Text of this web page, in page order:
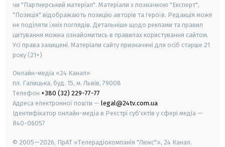
чи "Партнерський матеріал". Матеріали з позначкою "Експерт",
"Позиція" відображають позицію авторів та героїв. Редакція може
не поділяти їхніх поглядів. Детальніше щодо реклами та правил
цитування можна ознайомитись в правилах користування сайтом.
Усі права захищені. Матеріали сайту призначені для осіб старше 21
року (21+)
Онлайн-медіа «24 Канал»
пл. Галицька, буд. 15, м. Львів, 79008
Телефон +380 (32) 229-77-77
Адреса електронної пошти — legal@24tv.com.ua
Ідентифікатор онлайн-медіа в Реєстрі суб'єктів у сфері медіа —
R40-06057
© 2005—2026, ПрАТ «Телерадіокомпанія "Люкс"», 24 Канал.